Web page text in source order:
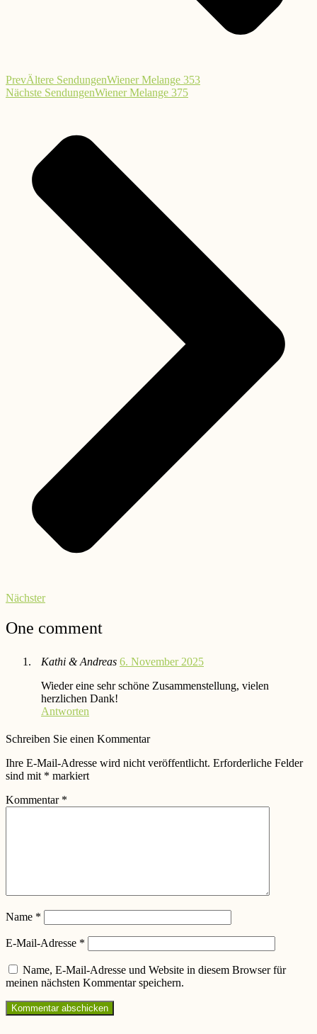
PrevÄltere SendungenWiener Melange 353
Nächste SendungenWiener Melange 375
Nächster
One comment
Kathi & Andreas 6. November 2025
Wieder eine sehr schöne Zusammenstellung, vielen
herzlichen Dank!
Antworten
Schreiben Sie einen Kommentar
Ihre E-Mail-Adresse wird nicht veröffentlicht. Erforderliche Felder
sind mit * markiert
Kommentar *
Name *
E-Mail-Adresse *
Name, E-Mail-Adresse und Website in diesem Browser für
meinen nächsten Kommentar speichern.